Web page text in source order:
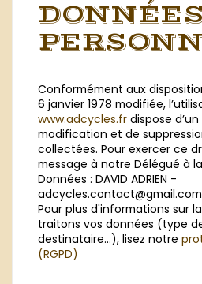
Conformément aux
6 janvier 1978 modifiée,
www.adcycles.fr dispose
modification et de
collectées. Pour exercer ce
message à notre Délégué à
Données : DAVID ADRIEN -
Pour plus d'informations sur
traitons vos données (type
destinataire...), lisez notre
(RGPD)